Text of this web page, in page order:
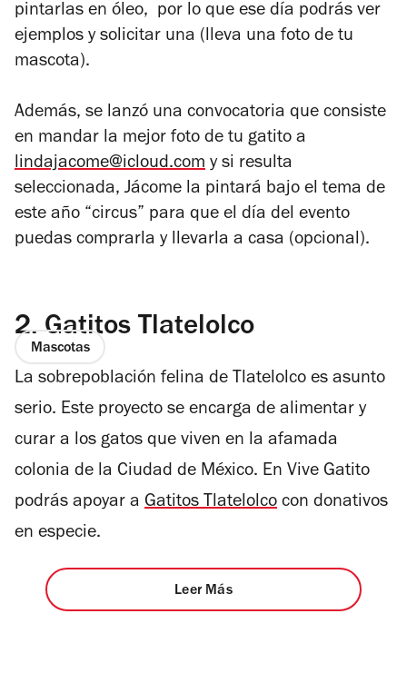
pintarlas en óleo, por lo que ese día podrás ver
ejemplos y solicitar una (lleva una foto de tu
mascota).
Además, se lanzó una convocatoria que consiste
en mandar la mejor foto de tu gatito a
lindajacome@icloud.com y si resulta
seleccionada, Jácome la pintará bajo el tema de
este año “circus” para que el día del evento
puedas comprarla y llevarla a casa (opcional).
2. Gatitos Tlatelolco
Mascotas
La sobrepoblación felina de Tlatelolco es asunto
serio. Este proyecto se encarga de alimentar y
curar a los gatos que viven en la afamada
colonia de la Ciudad de México. En Vive Gatito
podrás apoyar a Gatitos Tlatelolco con donativos
en especie.
Leer Más